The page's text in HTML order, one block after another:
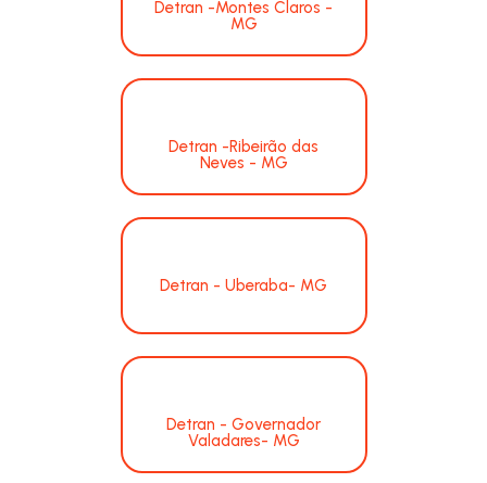
Detran -Montes Claros -
MG
Detran -Ribeirão das
Neves - MG
Detran - Uberaba- MG
Detran - Governador
Valadares- MG